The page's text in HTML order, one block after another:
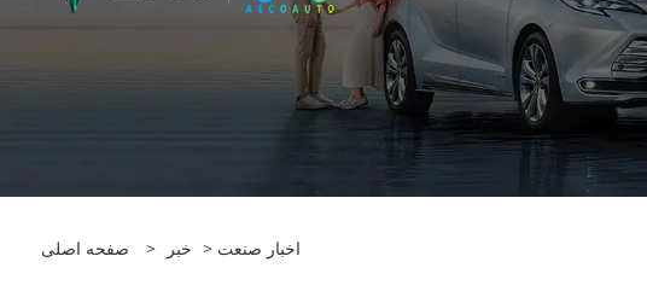
صفحه اصلی > خبر > اخبار صنعت